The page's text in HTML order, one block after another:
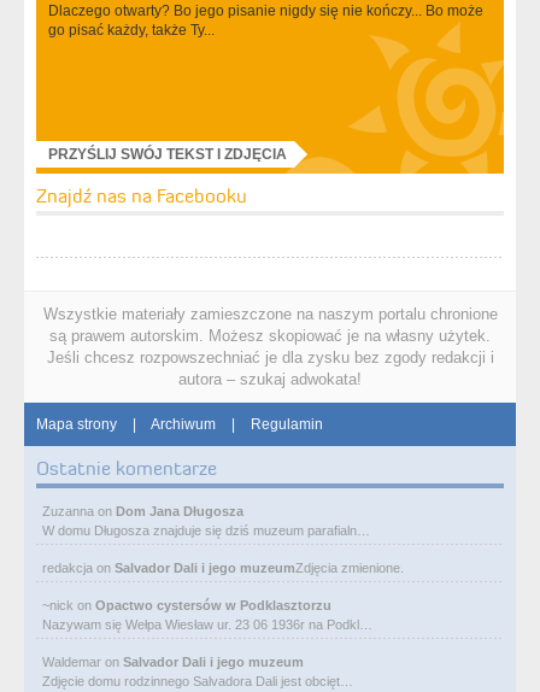
Dlaczego otwarty? Bo jego pisanie nigdy się nie kończy... Bo może
go pisać każdy, także Ty...
PRZYŚLIJ SWÓJ TEKST I ZDJĘCIA
Znajdź nas na Facebooku
Wszystkie materiały zamieszczone na naszym portalu chronione
są prawem autorskim. Możesz skopiować je na własny użytek.
Jeśli chcesz rozpowszechniać je dla zysku bez zgody redakcji i
autora – szukaj adwokata!
Mapa strony | Archiwum | Regulamin
Ostatnie komentarze
Zuzanna on Dom Jana Długosza
W domu Długosza znajduje się dziś muzeum parafialn…
redakcja on Salvador Dali i jego muzeumZdjęcia zmienione.
~nick on Opactwo cystersów w Podklasztorzu
Nazywam się Wełpa Wiesław ur. 23 06 1936r na Podkl…
Waldemar on Salvador Dali i jego muzeum
Zdjęcie domu rodzinnego Salvadora Dali jest obcięt…